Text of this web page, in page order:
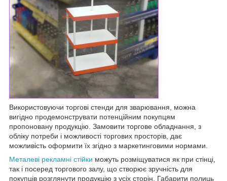
Використовуючи торгові стенди для зварювання, можна
вигідно продемонструвати потенційним покупцям
пропоновану продукцію. Замовити торгове обладнання, з
обліку потреби і можливості торгових просторів, дає
можливість оформити їх згідно з маркетинговими нормами.
Металеві рекламні стійки можуть розміщуватися як при стінці,
так і посеред торгового залу, що створює зручність для
покупців розглянути продукцію з усіх сторін. Габарити полиць